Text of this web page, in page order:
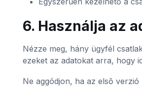
6. Használja az
Nézze meg, hány ügyfél
ezeket az adatokat arra, hogy
Ne aggódjon, ha az első